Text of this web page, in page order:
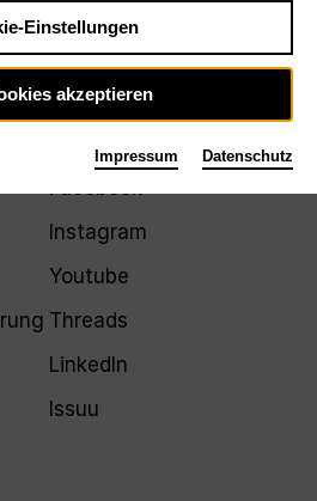
Facebook
Instagram
Youtube
Threads
LinkedIn
Issuu
Einstellungen
akzeptieren
Impressum Datenschutz